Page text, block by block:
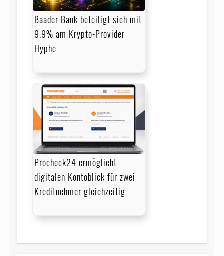
Baader Bank beteiligt sich mit
9,9% am Krypto-Provider
Hyphe
Procheck24 ermöglicht
digitalen Kontoblick für zwei
Kreditnehmer gleichzeitig